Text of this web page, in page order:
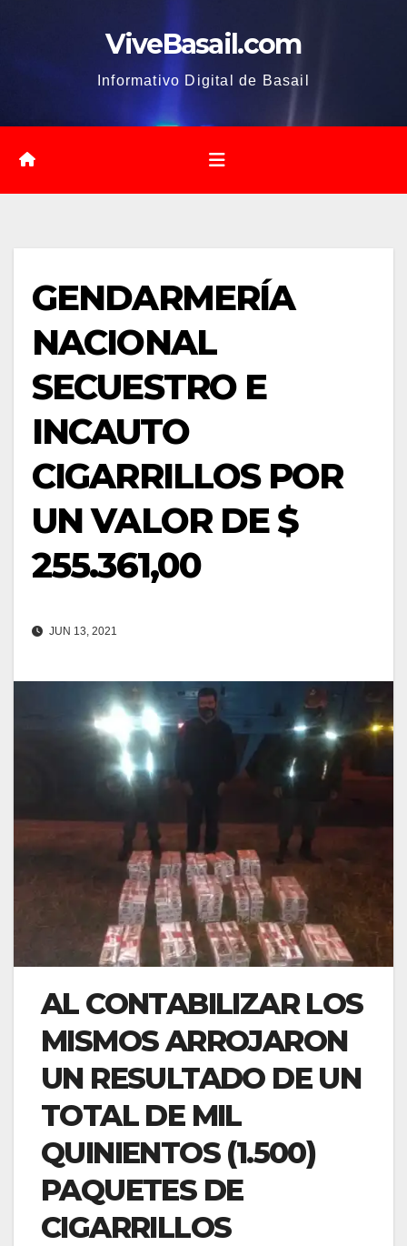
ViveBasail.com
Informativo Digital de Basail
GENDARMERÍA
NACIONAL
SECUESTRO E
INCAUTO
CIGARRILLOS POR
UN VALOR DE $
255.361,00
JUN 13, 2021
AL CONTABILIZAR LOS
MISMOS ARROJARON
UN RESULTADO DE UN
TOTAL DE MIL
QUINIENTOS (1.500)
PAQUETES DE
CIGARRILLOS